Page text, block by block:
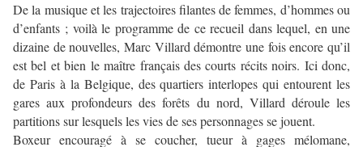
De la musique et les trajectoires filantes de femmes, d’hommes ou
d’enfants ; voilà le programme de ce recueil dans lequel, en une
dizaine de nouvelles, Marc Villard démontre une fois encore qu’il
est bel et bien le maître français des courts récits noirs. Ici donc,
de Paris à la Belgique, des quartiers interlopes qui entourent les
gares aux profondeurs des forêts du nord, Villard déroule les
partitions sur lesquels les vies de ses personnages se jouent.
Boxeur encouragé à se coucher, tueur à gages mélomane,